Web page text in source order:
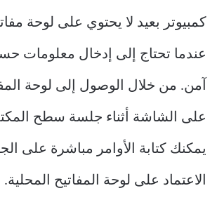
كمبيوتر بعيد لا يحتوي على لوحة
عندما تحتاج إلى إدخال معلومات
آمن. من خلال الوصول إلى لوحة
على الشاشة أثناء جلسة سطح
يمكنك كتابة الأوامر مباشرة على
الاعتماد على لوحة المفاتيح المحلية.